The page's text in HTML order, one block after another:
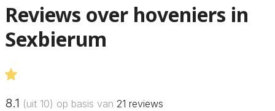
Reviews over hoveniers in
Sexbierum
8.1 (uit 10) op basis van 21 reviews